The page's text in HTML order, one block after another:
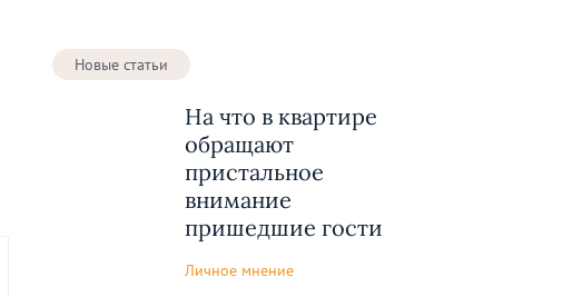
Новые статьи
На что в квартире
обращают
пристальное
внимание
пришедшие гости
Личное мнение